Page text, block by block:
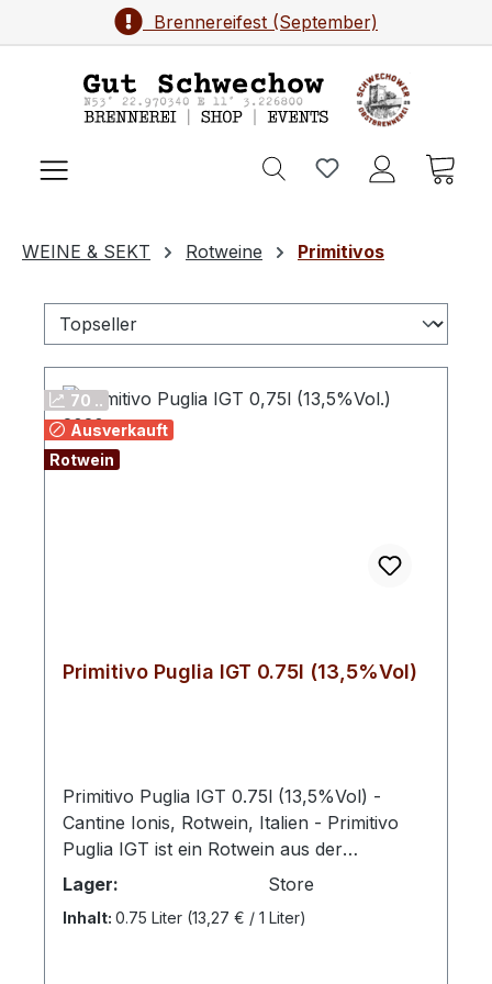
Zum Hauptinhalt springenBrennereifest (September)
WEINE & SEKT Rotweine Primitivos
70 ..
Ausverkauft
Rotwein
Primitivo Puglia IGT 0.75l (13,5%Vol)
Primitivo Puglia IGT 0.75l (13,5%Vol) -
Cantine Ionis, Rotwein, Italien - Primitivo
Puglia IGT ist ein Rotwein aus der
süditalienischen Region Apulien und wird
von dem Hersteller Ionis Vini produziert.
Der Wein besteht zu 100% aus der
Lager: Store
Inhalt: 0.75 Liter (13,27 € / 1 Liter)